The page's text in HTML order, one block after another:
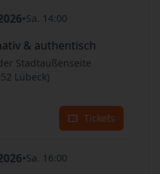
•Sa. 14:00
& authentisch
Stadtaußenseite
Lübeck)
Tickets
•Sa. 16:00